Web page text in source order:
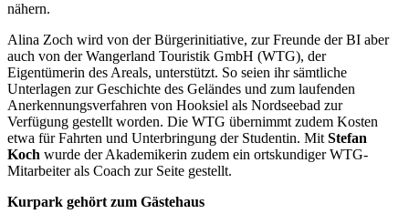
nähern.
Alina Zoch wird von der Bürgerinitiative, zur Freunde der BI aber
auch von der Wangerland Touristik GmbH (WTG), der
Eigentümerin des Areals, unterstützt. So seien ihr sämtliche
Unterlagen zur Geschichte des Geländes und zum laufenden
Anerkennungsverfahren von Hooksiel als Nordseebad zur
Verfügung gestellt worden. Die WTG übernimmt zudem Kosten
etwa für Fahrten und Unterbringung der Studentin. Mit Stefan
Koch wurde der Akademikerin zudem ein ortskundiger WTG-
Mitarbeiter als Coach zur Seite gestellt.
Kurpark gehört zum Gästehaus